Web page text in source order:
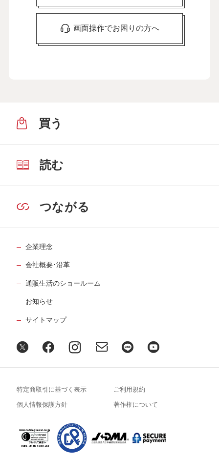
画面操作でお困りの方へ
買う
読む
つながる
企業理念
会社概要･沿革
通販生活のショールーム
お知らせ
サイトマップ
特定商取引に基づく表示 ご利用規約
個人情報保護方針 著作権について